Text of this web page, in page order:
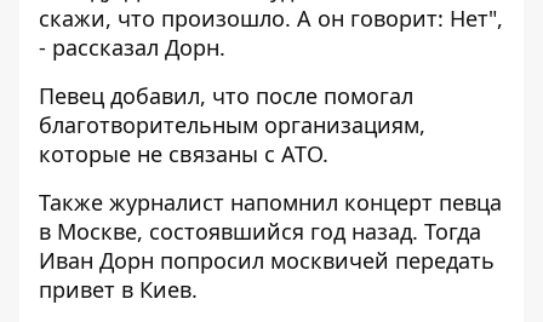
скажи, что произошло. А он говорит: Нет",
- рассказал Дорн.
Певец добавил, что после помогал
благотворительным организациям,
которые не связаны с АТО.
Также журналист напомнил концерт певца
в Москве, состоявшийся год назад. Тогда
Иван Дорн попросил москвичей передать
привет в Киев.